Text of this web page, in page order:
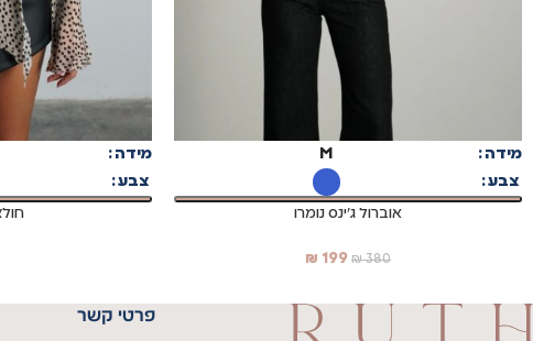
בחר אפשרויות
מידה
M
צבע
אוברול ג'ינס נומרו
₪380
₪ 199
בחר אפשרויות
מידה
צבע
פרטי קשר